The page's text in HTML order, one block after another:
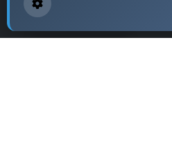
Москва,
+7 (495) 123-45-67